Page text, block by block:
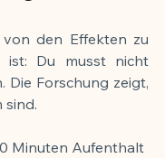
den Effekten zu
ist: Du musst nicht
Die Forschung zeigt,
sind.
Minuten Aufenthalt